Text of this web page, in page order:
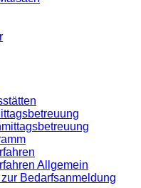
Allgemein
zur Bedarfsanmeldung